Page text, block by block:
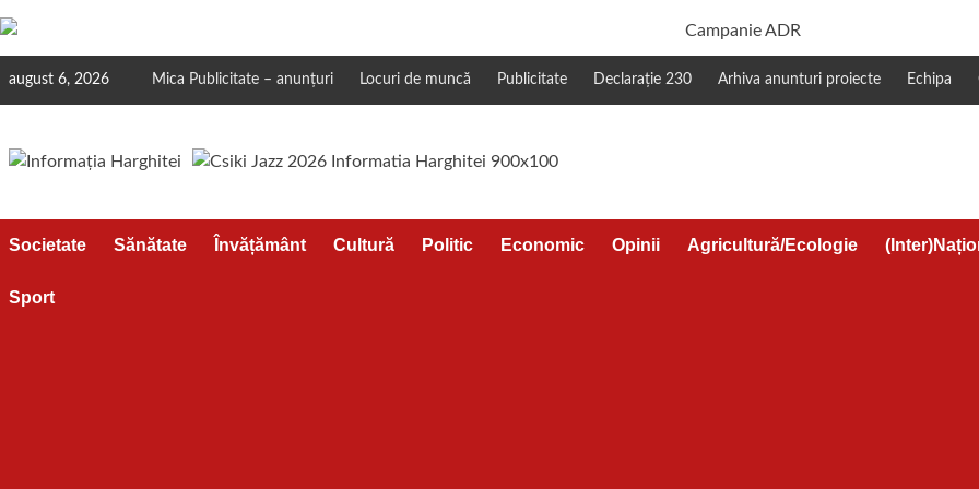
august 6, 2026 Mica Publicitate – anunțuri Locuri de muncă Publicitate Declarație 230 Arhiva anunturi proiecte Echipa
Societate Sănătate Învățământ Cultură Politic Economic Opinii Agricultură/Ecologie
Sport